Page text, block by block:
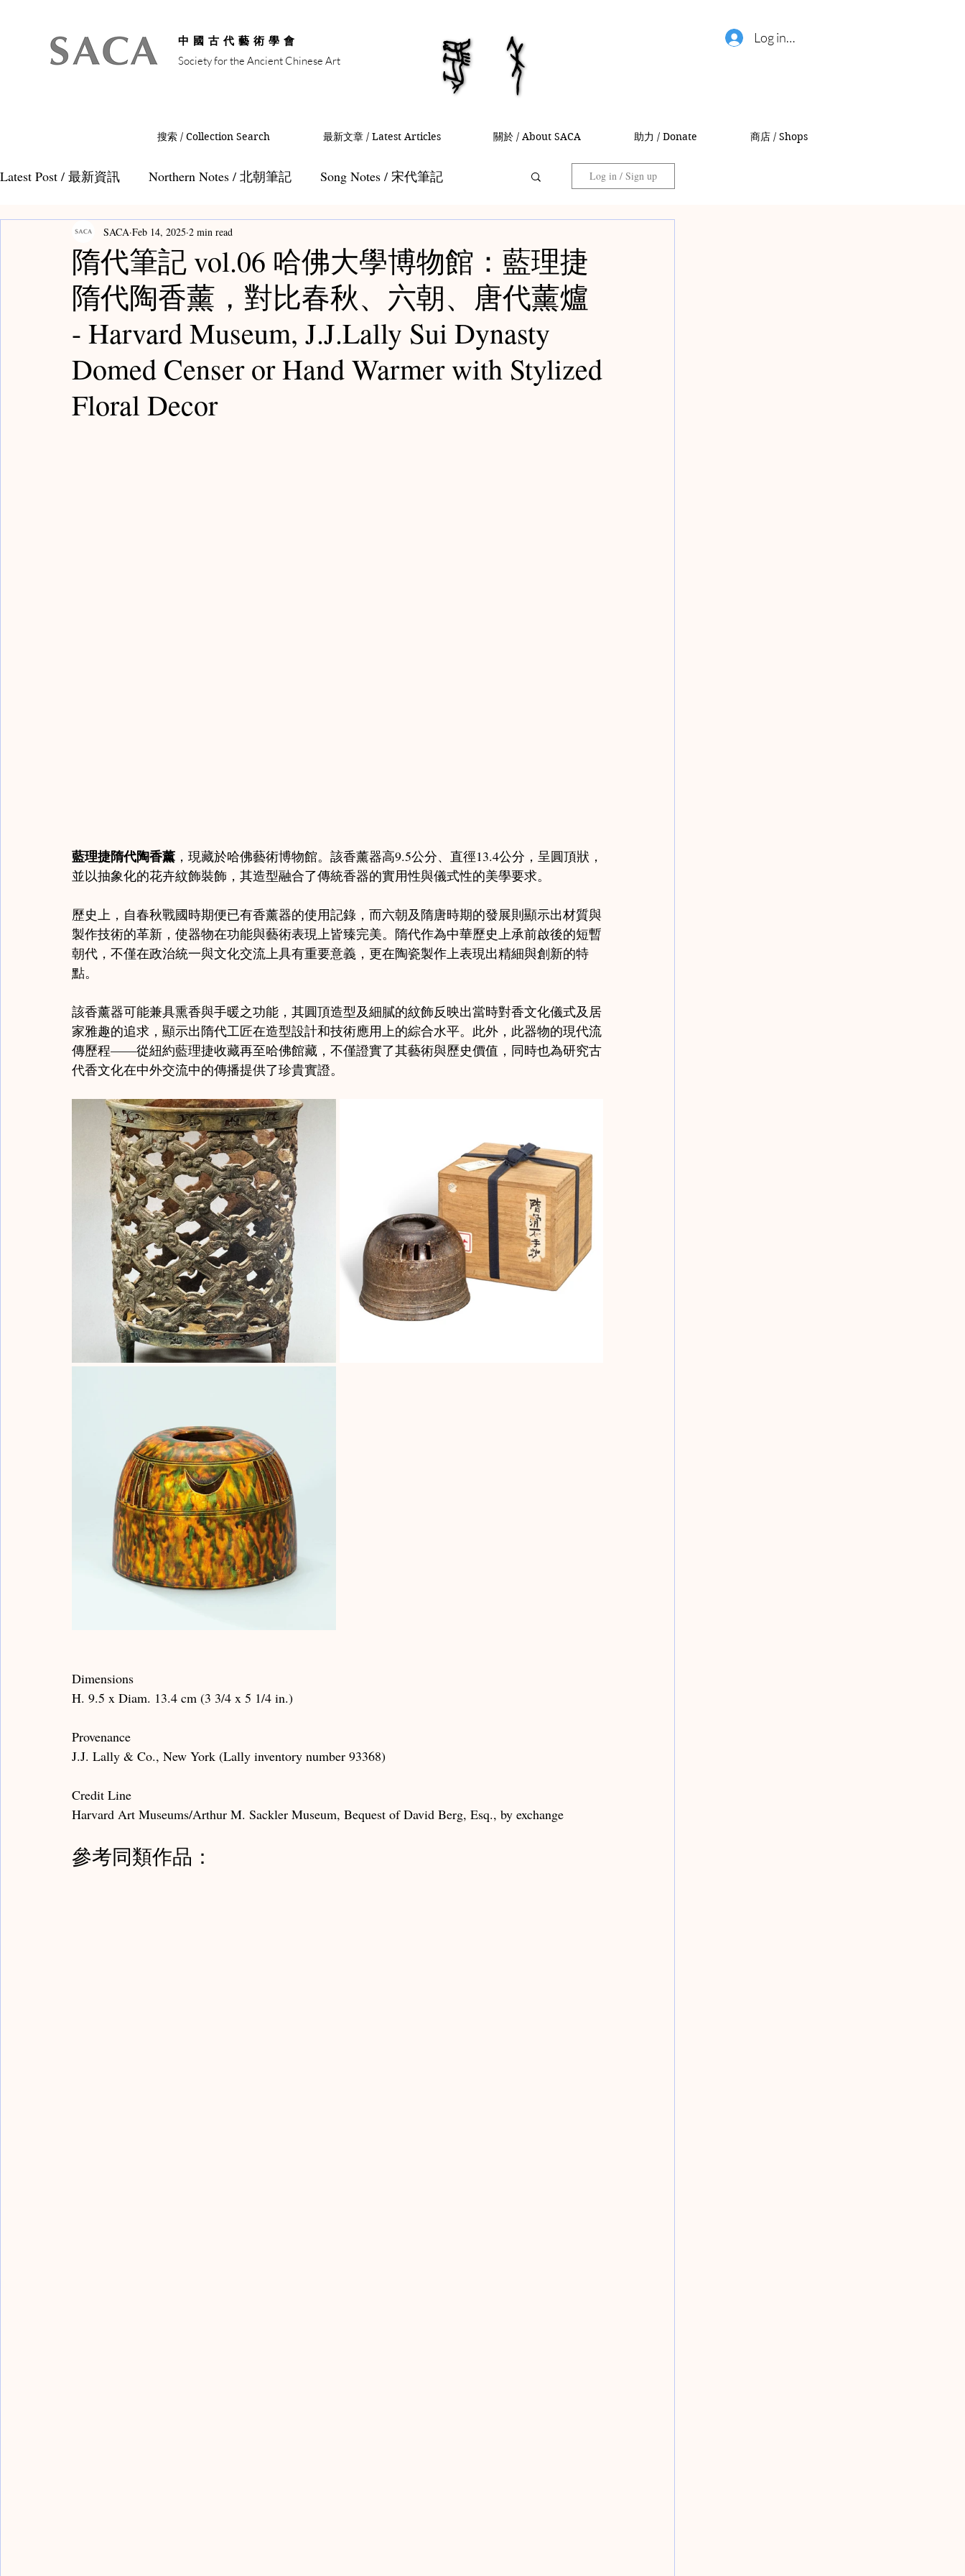
中國古代藝術學會
Society for the Ancient Chinese Art 馬年
馬年 Log in / 登錄
搜索 / Collection Search 最新文章 / Latest Articles 關於 / About SACA 助力 / Donate 商店 / Shops
Latest Post / 最新資訊 Northern Notes / 北朝筆記 Song Notes / 宋代筆記
Auction Notes / 拍賣筆記 Tang Notes / 唐代筆記
Teamaster Notes / 茶人筆記 Teacaddy Notes / 茶入筆記
Guardian Notes / 嘉德筆記 Poly Notes / 保利筆記 Exhibition Notes / 展覽筆記
Bronze Notes / 青銅筆記 Han Notes / 漢代筆記
Log in / Sign up
隋代筆記 vol.06 哈佛大學博物館：藍理捷
隋代陶香薰，對比春秋、六朝、唐代薰爐
- Harvard Museum, J.J.Lally Sui Dynasty
Domed Censer or Hand Warmer with Stylized
Floral Decor
SACA Feb 14, 2025 2 min read
藍理捷隋代陶香薰 ，現藏於哈佛藝術博物館。該香薰器高9.5公分、直徑13.4公分，呈圓頂狀，
並以抽象化的花卉紋飾裝飾，其造型融合了傳統香器的實用性與儀式性的美學要求。
歷史上，自春秋戰國時期便已有香薰器的使用記錄，而六朝及隋唐時期的發展則顯示出材質與
製作技術的革新，使器物在功能與藝術表現上皆臻完美。隋代作為中華歷史上承前啟後的短暫
朝代，不僅在政治統一與文化交流上具有重要意義，更在陶瓷製作上表現出精細與創新的特
點。
該香薰器可能兼具熏香與手暖之功能，其圓頂造型及細膩的紋飾反映出當時對香文化儀式及居
家雅趣的追求，顯示出隋代工匠在造型設計和技術應用上的綜合水平。此外，此器物的現代流
傳歷程——從紐約藍理捷收藏再至哈佛館藏，不僅證實了其藝術與歷史價值，同時也為研究古
代香文化在中外交流中的傳播提供了珍貴實證。
Dimensions
H. 9.5 x Diam. 13.4 cm (3 3/4 x 5 1/4 in.)
Provenance
J.J. Lally & Co., New York (Lally inventory number 93368)
Credit Line
Harvard Art Museums/Arthur M. Sackler Museum, Bequest of David Berg, Esq., by exchange
參考同類作品：